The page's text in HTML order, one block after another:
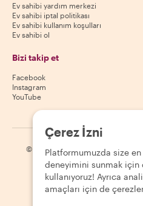
Ev sahibi yardım merkezi
Ev sahibi iptal politikası
Ev sahibi kullanım koşulları
Ev sahibi ol
Bizi takip et
Facebook
Instagram
YouTube
© 2026 Withlocals.com Gizlilik
Çerez İzni
Platformumuzda size en
deneyimini sunmak için
kullanıyoruz! Ayrıca
amaçları için de